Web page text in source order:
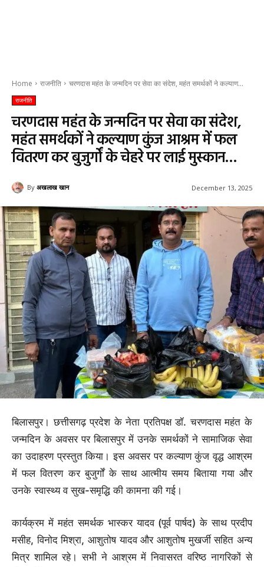
Home राजनीति चरणदास महंत के जन्मदिन पर सेवा का संदेश, महंत समर्थकों ने कल्याण...
राजनीति
चरणदास महंत के जन्मदिन पर सेवा का संदेश,
महंत समर्थकों ने कल्याण कुंज आश्रम में फल
वितरण कर बुजुर्गों के चेहरे पर लाई मुस्कान…
By अखलाख खान December 13, 2025
बिलासपुर। छत्तीसगढ़ प्रदेश के नेता प्रतिपक्ष डॉ. चरणदास महंत के
जन्मदिन के अवसर पर बिलासपुर में उनके समर्थकों ने सामाजिक सेवा
का उदाहरण प्रस्तुत किया। इस अवसर पर कल्याण कुंज वृद्ध आश्रम
में फल वितरण कर बुजुर्गों के साथ आत्मीय समय बिताया गया और
उनके स्वास्थ्य व सुख-समृद्धि की कामना की गई।
कार्यक्रम में महंत समर्थक भास्कर यादव (पूर्व पार्षद) के साथ प्रदीप
मसीह, विनोद मिश्रा, आशुतोष यादव और आशुतोष मुखर्जी सहित अन्य
मित्र शामिल रहे। सभी ने आश्रम में निवासरत वरिष्ठ नागरिकों से